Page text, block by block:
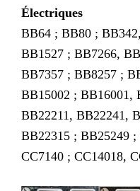
Électriques
BB64 ; BB80 ;
BB1527 ; BB7266,
BB7357 ; BB8257 ;
BB15002 ; BB16001,
BB22211, BB22241,
BB22315 ; BB25249 ;
CC7140 ; CC14018,